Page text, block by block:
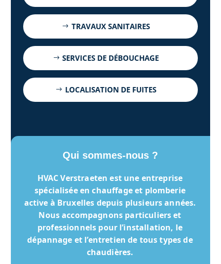
TRAVAUX SANITAIRES
SERVICES DE DÉBOUCHAGE
LOCALISATION DE FUITES
Qui sommes-nous ?
HVAC Verstraeten est une entreprise
spécialisée en chauffage et plomberie
active à Bruxelles depuis plusieurs années.
Nous accompagnons particuliers et
professionnels pour l’installation, le
dépannage et l’entretien de tous types de
chaudières.